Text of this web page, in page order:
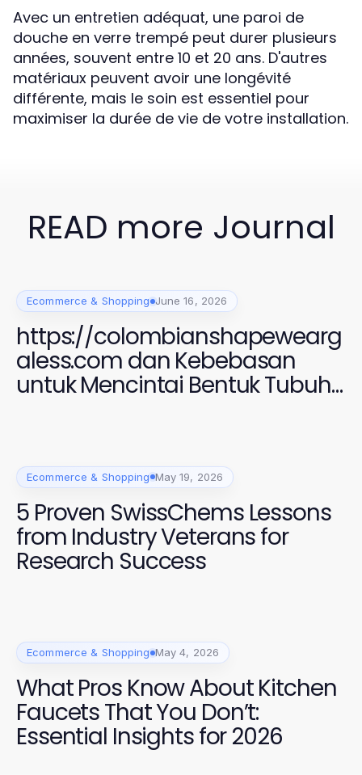
Avec un entretien adéquat, une paroi de
douche en verre trempé peut durer plusieurs
années, souvent entre 10 et 20 ans. D'autres
matériaux peuvent avoir une longévité
différente, mais le soin est essentiel pour
maximiser la durée de vie de votre installation.
READ more Journal
Ecommerce & Shopping June 16, 2026
https://colombianshapewearg
aless.com dan Kebebasan
untuk Mencintai Bentuk Tubuh
Ecommerce & Shopping May 19, 2026
5 Proven SwissChems Lessons
from Industry Veterans for
Research Success
Ecommerce & Shopping May 4, 2026
What Pros Know About Kitchen
Faucets That You Don’t:
Essential Insights for 2026